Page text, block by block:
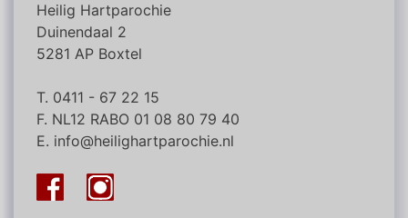
Heilig Hartparochie
Duinendaal 2
5281 AP Boxtel
T. 0411 - 67 22 15
F. NL12 RABO 01 08 80 79 40
E. info@heilighartparochie.nl